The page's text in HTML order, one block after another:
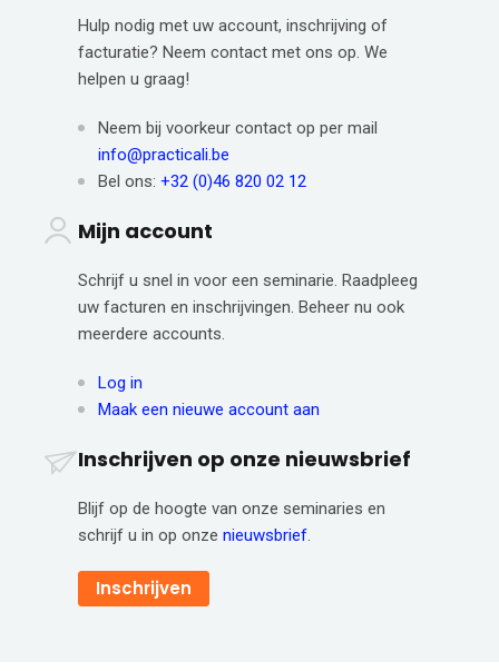
Hulp nodig met uw account, inschrijving of
facturatie? Neem contact met ons op. We
helpen u graag!
Neem bij voorkeur contact op per mail
info@practicali.be
Bel ons: +32 (0)46 820 02 12
Mijn account
Schrijf u snel in voor een seminarie. Raadpleeg
uw facturen en inschrijvingen. Beheer nu ook
meerdere accounts.
Log in
Maak een nieuwe account aan
Inschrijven op onze nieuwsbrief
Blijf op de hoogte van onze seminaries en
schrijf u in op onze nieuwsbrief
Inschrijven